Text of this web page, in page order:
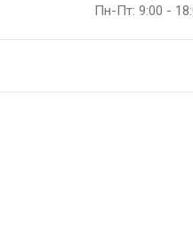
Пн-Пт: 9:00 -